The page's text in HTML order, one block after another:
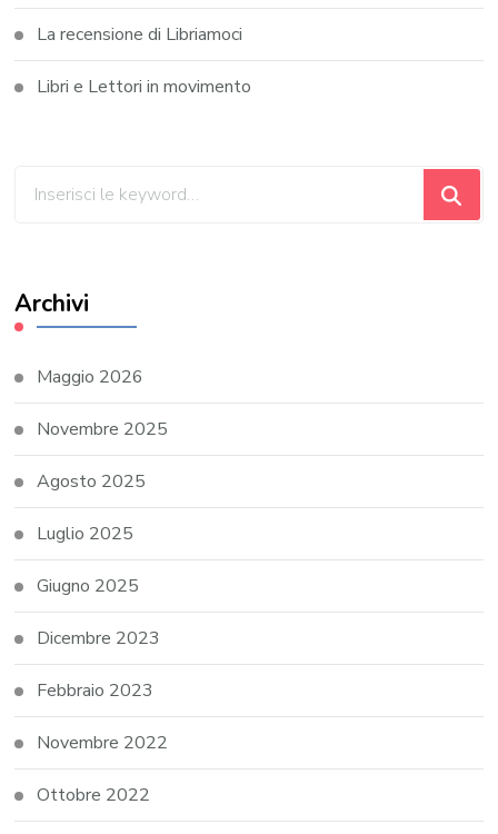
La recensione di Libriamoci
Libri e Lettori in movimento
Archivi
Maggio 2026
Novembre 2025
Agosto 2025
Luglio 2025
Giugno 2025
Dicembre 2023
Febbraio 2023
Novembre 2022
Ottobre 2022